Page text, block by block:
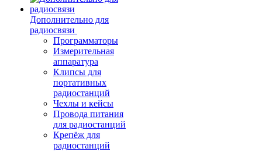
Дополнительно для
радиосвязи
Программаторы
Измерительная
аппаратура
Клипсы для
портативных
радиостанций
Чехлы и кейсы
Провода питания
для радиостанций
Крепёж для
радиостанций